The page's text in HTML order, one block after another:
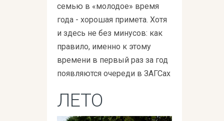
семью в «молодое» время
года - хорошая примета. Хотя
и здесь не без минусов: как
правило, именно к этому
времени в первый раз за год
появляются очереди в ЗАГСах
ЛЕТО